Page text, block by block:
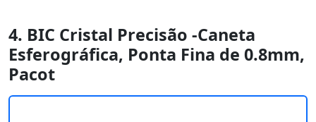
4. BIC Cristal Precisão -Caneta
Esferográfica, Ponta Fina de 0.8mm,
Pacot